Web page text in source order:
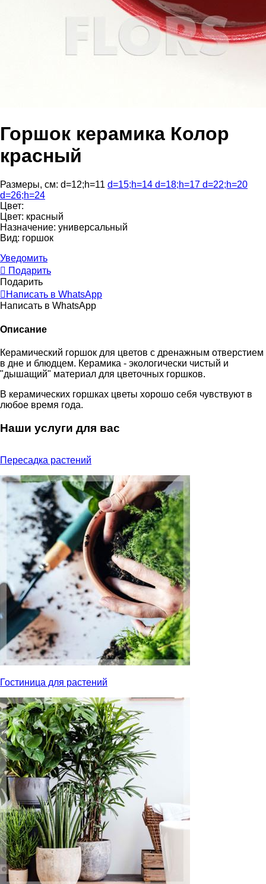
Горшок керамика Колор
красный
Размеры, см: d=12;h=11 d=15;h=14 d=18;h=17 d=22;h=20
d=26;h=24
Цвет:
Цвет: красный
Назначение: универсальный
Вид: горшок
Уведомить
Подарить
Подарить
Написать в WhatsApp
Написать в WhatsApp
Описание
Керамический горшок для цветов c дренажным отверстием
в дне и блюдцем. Керамика - экологически чистый и
"дышащий" материал для цветочных горшков.
В керамических горшках цветы хорошо себя чувствуют в
любое время года.
Наши услуги для вас
Пересадка растений
Гостиница для растений